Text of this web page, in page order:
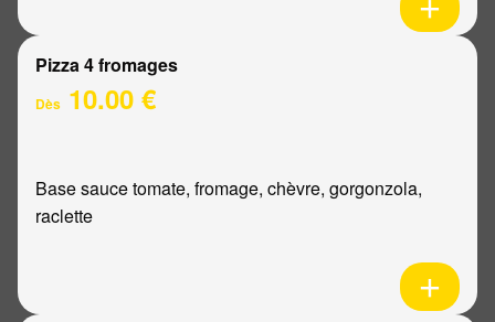
Pizza 4 fromages
Dès 10.00 €
Base sauce tomate, fromage, chèvre, gorgonzola,
raclette